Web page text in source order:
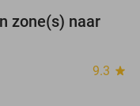
64%
zone(s) naar
9.3 star